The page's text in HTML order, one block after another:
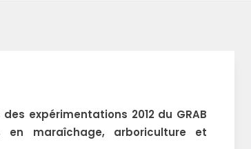
expérimentations 2012 du GRAB
en maraîchage, arboriculture et